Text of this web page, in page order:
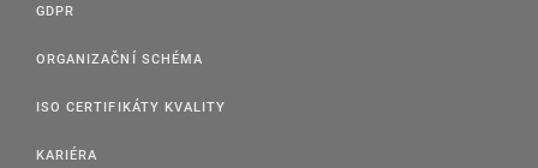
GDPR
ORGANIZAČNÍ SCHÉMA
ISO CERTIFIKÁTY KVALITY
KARIÉRA